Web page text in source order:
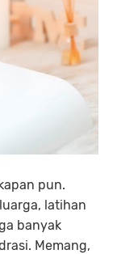
pun.
latihan
banyak
Memang,